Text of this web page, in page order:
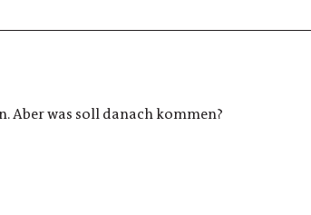
Aber was soll danach kommen?